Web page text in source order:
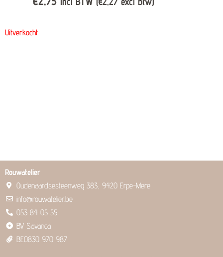
Uitverkocht
Rouwatelier
Oudenaardsesteenweg 383, 9420 Erpe-Mere
info@rouwatelier.be
053 84 05 55
BV Savanca
BE0830 970 987